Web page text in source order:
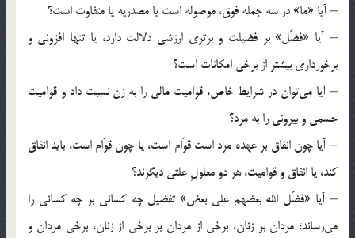
– آیا «ما» در سه جمله فوق، موصوله است یا مصدریه یا متفاوت است؟
– آیا «فضّل» بر فضیلت و برتری ارزشی دلالت دارد، یا تنها افزونی و
برخورداری بیشتر از برخی امکانات است؟
– آیا می‌توان در شرایط خاص، قوامیت مالی را به زن نسبت داد و قوامیت
جسمی و بیرونی را به مرد؟
– آیا چون انفاق بر عهده مرد است قوّام است، یا چون قوّام است، باید انفاق
کند، یا انفاق و قوامیت، هر دو معلولِ علتی دیگرند؟
– آیا «فضّل الله بعضهم علی بعض» تفضیل چه کسانی بر چه کسانی را
می‌رساند؛ مردان بر زنان، برخی از مردان بر برخی از زنان، برخی مردان و